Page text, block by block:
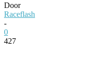
Door
Raceflash
-
0
427